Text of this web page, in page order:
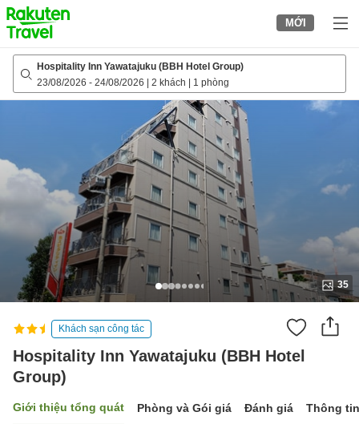
to
top
page
MỚI
Hospitality Inn Yawatajuku (BBH Hotel Group)
23/08/2026 - 24/08/2026 2 khách 1 phòng
35
Khách sạn công tác
Hospitality Inn Yawatajuku (BBH Hotel
Group)
Giới thiệu tổng quát Phòng và Gói giá Đánh giá Thông